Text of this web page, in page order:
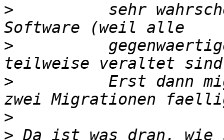
>
sehr
>
>
Erst dann
>
>